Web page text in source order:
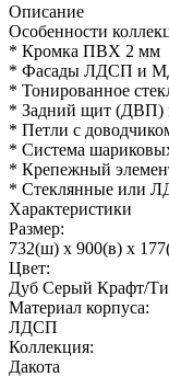
Описание
Особенности
* Кромка ПВХ 2 мм
* Фасады ЛДСП и
* Тонированное
* Задний щит (ДВП)
* Петли с
* Система
* Крепежный
* Стеклянные или
Характеристики
Размер:
732(ш) x 900(в) x
Цвет:
Дуб Серый Крафт/
Материал корпуса:
ЛДСП
Коллекция:
Дакота